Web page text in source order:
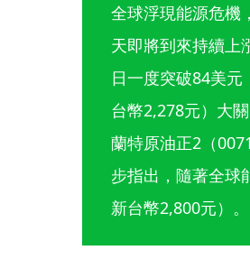
全球浮現能源危機
天即將到來持續上
日一度突破84美
台幣2,278元）大
蘭特原油正2（
步指出，隨著全球
新台幣2,800元）。